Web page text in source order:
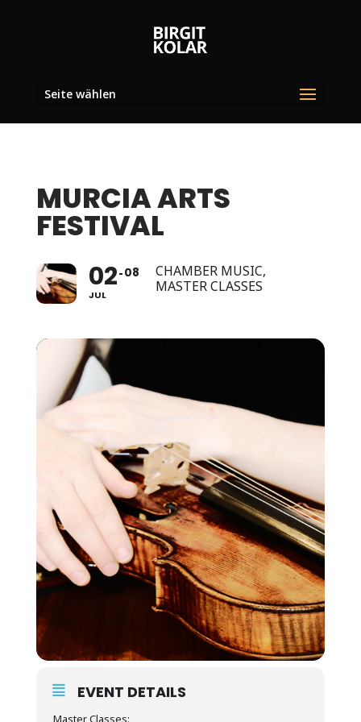
Seite wählen
MURCIA ARTS
FESTIVAL
02
JUL
08
CHAMBER MUSIC,
MASTER CLASSES
EVENT DETAILS
Master Classes: